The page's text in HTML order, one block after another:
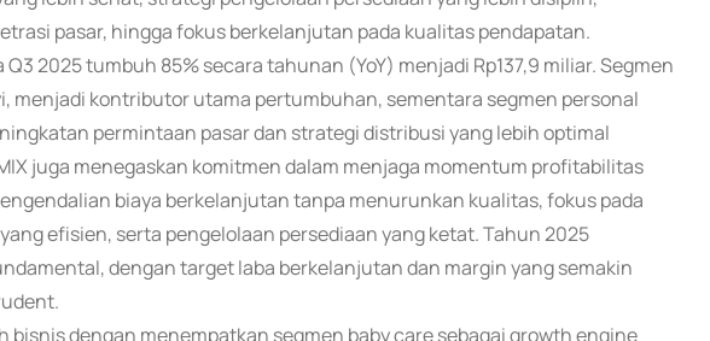
pasar, hingga fokus berkelanjutan pada kualitas pendapatan.
2025 tumbuh 85% secara tahunan (YoY) menjadi Rp137,9 miliar. Segmen
menjadi kontributor utama pertumbuhan, sementara segmen personal
permintaan pasar dan strategi distribusi yang lebih optimal
juga menegaskan komitmen dalam menjaga momentum profitabilitas
biaya berkelanjutan tanpa menurunkan kualitas, fokus pada
efisien, serta pengelolaan persediaan yang ketat. Tahun 2025
dengan target laba berkelanjutan dan margin yang semakin
bisnis dengan menempatkan segmen baby care sebagai growth engine